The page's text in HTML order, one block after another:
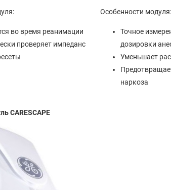
во время реанимации
проверяет импеданс
Особенности модуля:
Точное
дозировки
Уменьшает
наркоза
CARESCAPE